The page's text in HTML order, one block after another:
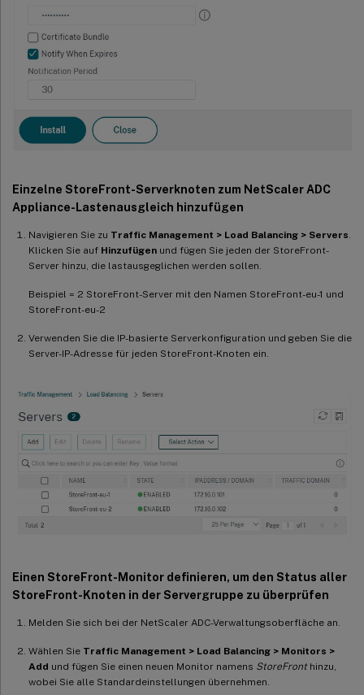
Einzelne StoreFront-Serverknoten zum NetScaler ADC
Appliance-Lastenausgleich hinzufügen
Navigieren Sie zu Traffic Management > Load Balancing > Servers
Klicken Sie auf Hinzufügen und fügen Sie jeden der StoreFront-
Server hinzu, die lastausgeglichen werden sollen.
Beispiel = 2 StoreFront-Server mit den Namen StoreFront-eu-1 und
StoreFront-eu-2
Verwenden Sie die IP-basierte Serverkonfiguration und geben Sie die
Server-IP-Adresse für jeden StoreFront-Knoten ein.
Einen StoreFront-Monitor definieren, um den Status aller
StoreFront-Knoten in der Servergruppe zu überprüfen
Melden Sie sich bei der NetScaler ADC-Verwaltungsoberfläche an.
Wählen Sie Traffic Management > Load Balancing > Monitors >
Add und fügen Sie einen neuen Monitor namens StoreFronthinzu,
wobei Sie alle Standardeinstellungen übernehmen.